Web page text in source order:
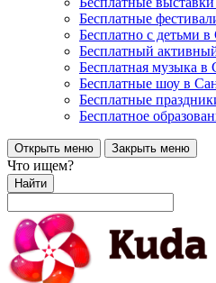
Бесплатные
Бесплатно с детьми
Бесплатный
Бесплатная музыка в
Бесплатные шоу в
Бесплатные
Бесплатное
Открыть меню Закрыть меню
Что ищем?
Найти